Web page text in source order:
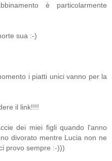
è particolarmente
sua :-)
i piatti unici vanno per la
il link!!!!
dei miei figli quando l'anno
divorato mentre Lucia non ne
provo sempre :-)))